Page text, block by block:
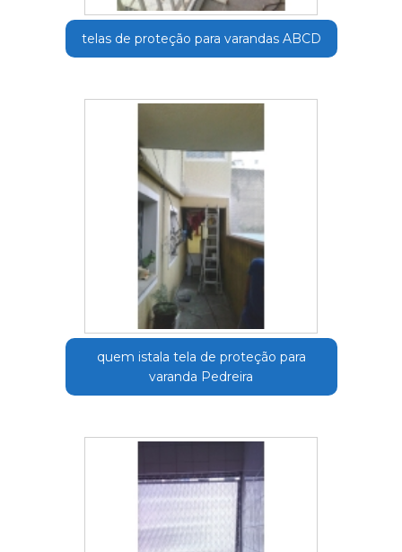
telas de proteção para varandas ABCD
quem istala tela de proteção para
varanda Pedreira